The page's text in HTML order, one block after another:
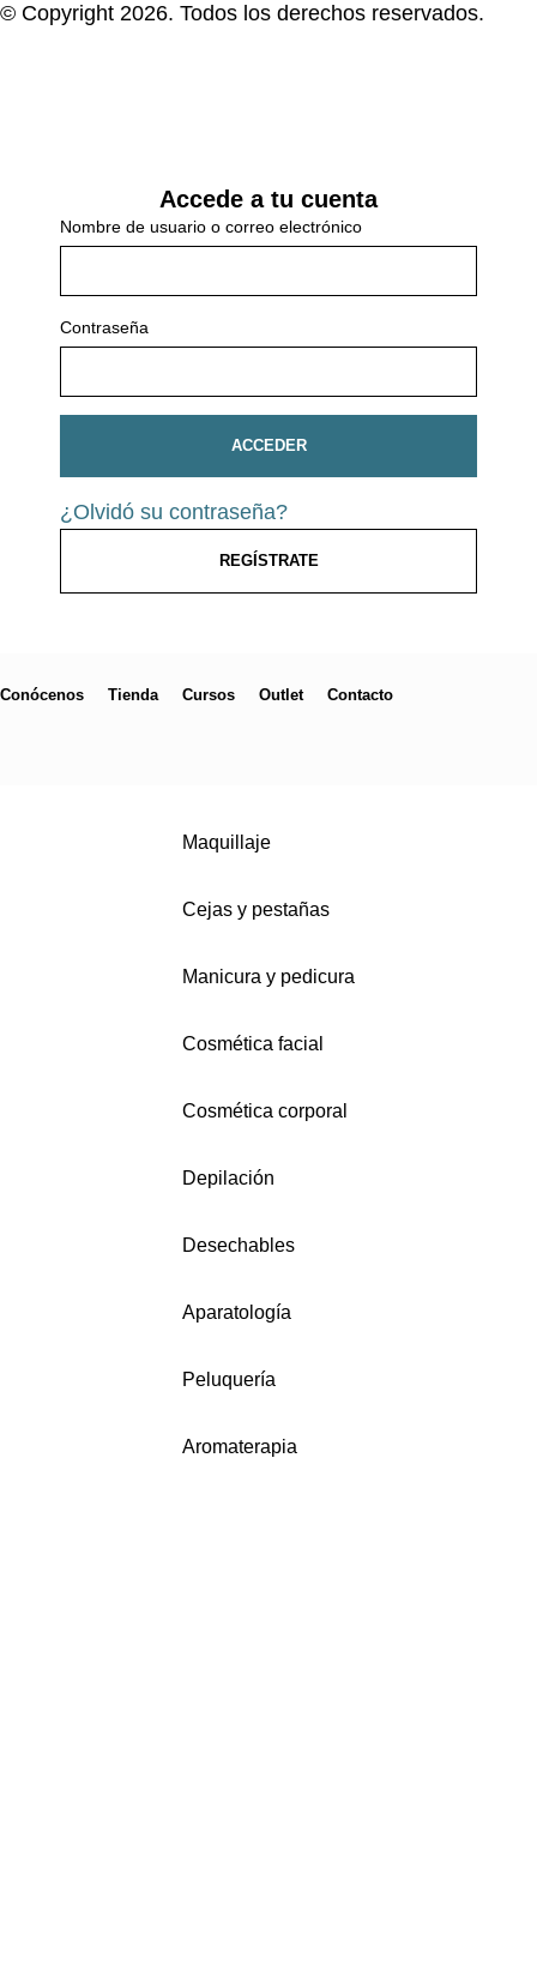
© Copyright 2026. Todos los derechos reservados.
Accede a tu cuenta
Nombre de usuario o correo electrónico
Contraseña
ACCEDER
¿Olvidó su contraseña?
REGÍSTRATE
Conócenos Tienda Cursos Outlet Contacto
Maquillaje
Cejas y pestañas
Manicura y pedicura
Cosmética facial
Cosmética corporal
Depilación
Desechables
Aparatología
Peluquería
Aromaterapia